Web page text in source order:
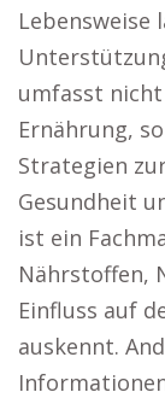
umfasst nicht
Ernährung,
Strategien
Gesundheit
ist ein
Nährstoffen,
Einfluss auf
auskennt.